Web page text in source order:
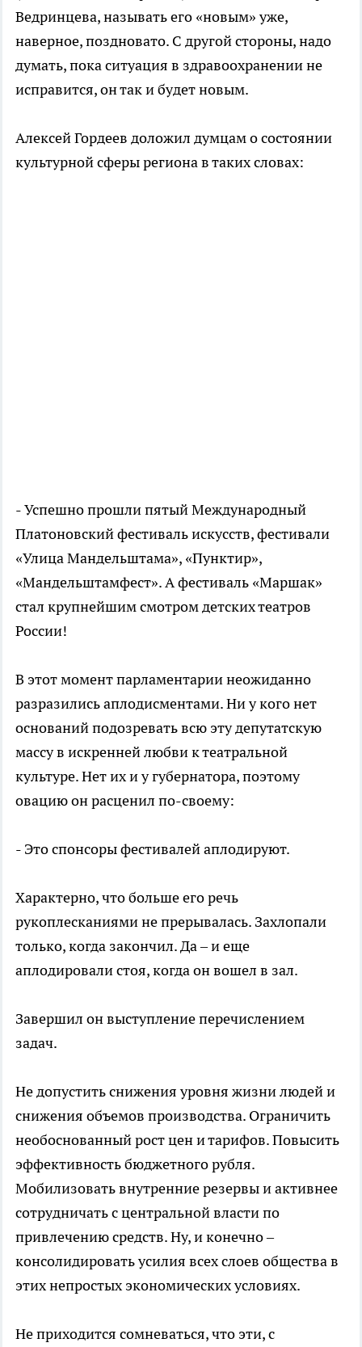
Ведринцева, называть его «новым» уже,
наверное, поздновато. С другой стороны, надо
думать, пока ситуация в здравоохранении не
исправится, он так и будет новым.
Алексей Гордеев доложил думцам о состоянии
культурной сферы региона в таких словах:
- Успешно прошли пятый Международный
Платоновский фестиваль искусств, фестивали
«Улица Мандельштама», «Пунктир»,
«Мандельштамфест». А фестиваль «Маршак»
стал крупнейшим смотром детских театров
России!
В этот момент парламентарии неожиданно
разразились аплодисментами. Ни у кого нет
оснований подозревать всю эту депутатскую
массу в искренней любви к театральной
культуре. Нет их и у губернатора, поэтому
овацию он расценил по-своему:
- Это спонсоры фестивалей аплодируют.
Характерно, что больше его речь
рукоплесканиями не прерывалась. Захлопали
только, когда закончил. Да – и еще
аплодировали стоя, когда он вошел в зал.
Завершил он выступление перечислением
задач.
Не допустить снижения уровня жизни людей и
снижения объемов производства. Ограничить
необоснованный рост цен и тарифов. Повысить
эффективность бюджетного рубля.
Мобилизовать внутренние резервы и активнее
сотрудничать с центральной власти по
привлечению средств. Ну, и конечно –
консолидировать усилия всех слоев общества в
этих непростых экономических условиях.
Не приходится сомневаться, что эти, с